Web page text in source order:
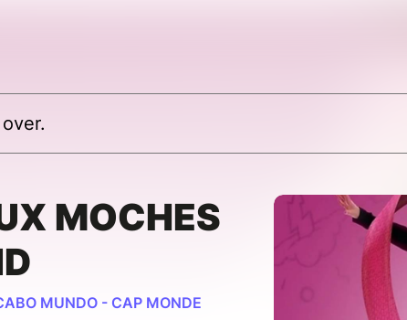
MOCHES
MUNDO - CAP MONDE